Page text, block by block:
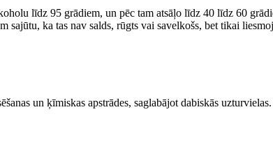
līdz 95 grādiem, un pēc tam atsāļo līdz 40 līdz 60
sajūtu, ka tas nav salds, rūgts vai savelkošs, bet tikai
un ķīmiskas apstrādes, saglabājot dabiskās